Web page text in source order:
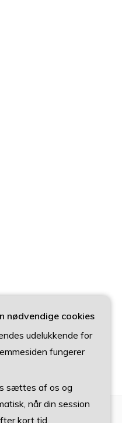
nødvendige cookies
udelukkende for
fungerer
sættes af os og
når din session
kort tid.